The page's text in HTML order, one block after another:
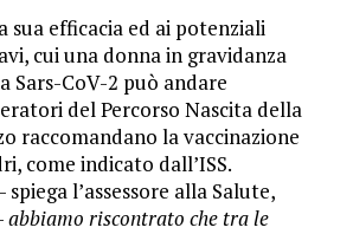
sua efficacia ed ai potenziali
cui una donna in gravidanza
Sars-CoV-2 può andare
del Percorso Nascita della
raccomandano la vaccinazione
come indicato dall’ISS.
spiega l’assessore alla Salute,
abbiamo riscontrato che tra le